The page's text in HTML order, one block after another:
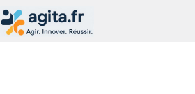
au
contenu